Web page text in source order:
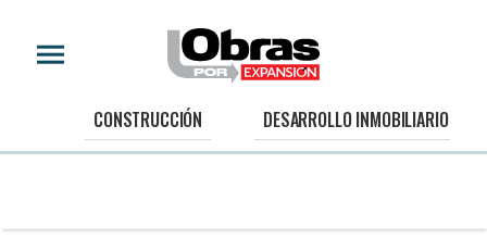
CONSTRUCCIÓN DESARROLLO INMOBILIARIO